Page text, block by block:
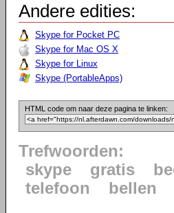
Andere edities:
Skype for Pocket PC
Skype for Mac OS X
Skype for Linux
Skype (PortableApps)
HTML code om naar deze pagina te linken:
Trefwoorden:
skype
gratis
telefoon
bellen